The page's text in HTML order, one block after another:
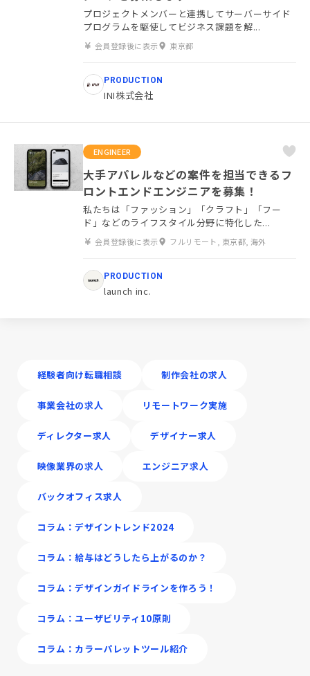
プロジェクトメンバーと連携してサーバーサイド
プログラムを駆使してビジネス課題を解...
会員登録後に表示 東京都
PRODUCTION
INI株式会社
ENGINEER
大手アパレルなどの案件を担当できるフ
ロントエンドエンジニアを募集！
私たちは「ファッション」「クラフト」「フー
ド」などのライフスタイル分野に特化した...
会員登録後に表示 フルリモート, 東京都, 海外
PRODUCTION
launch inc.
経験者向け転職相談 制作会社の求人
事業会社の求人 リモートワーク実施
ディレクター求人 デザイナー求人
映像業界の求人 エンジニア求人
バックオフィス求人
コラム：デザイントレンド2024
コラム：給与はどうしたら上がるのか？
コラム：デザインガイドラインを作ろう！
コラム：ユーザビリティ10原則
コラム：カラーパレットツール紹介